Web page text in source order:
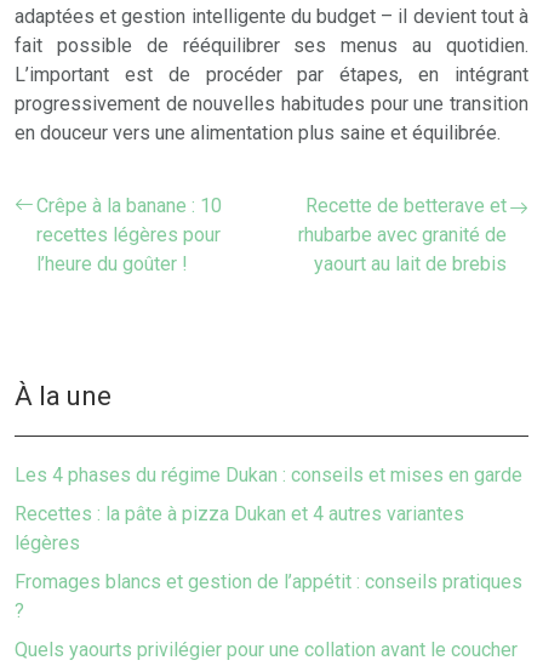
adaptées et gestion intelligente du budget – il devient tout à
fait possible de rééquilibrer ses menus au quotidien.
L’important est de procéder par étapes, en intégrant
progressivement de nouvelles habitudes pour une transition
en douceur vers une alimentation plus saine et équilibrée.
Crêpe à la banane : 10
recettes légères pour
l’heure du goûter !
Recette de betterave et
rhubarbe avec granité de
yaourt au lait de brebis
À la une
Les 4 phases du régime Dukan : conseils et mises en garde
Recettes : la pâte à pizza Dukan et 4 autres variantes
légères
Fromages blancs et gestion de l’appétit : conseils pratiques
?
Quels yaourts privilégier pour une collation avant le coucher